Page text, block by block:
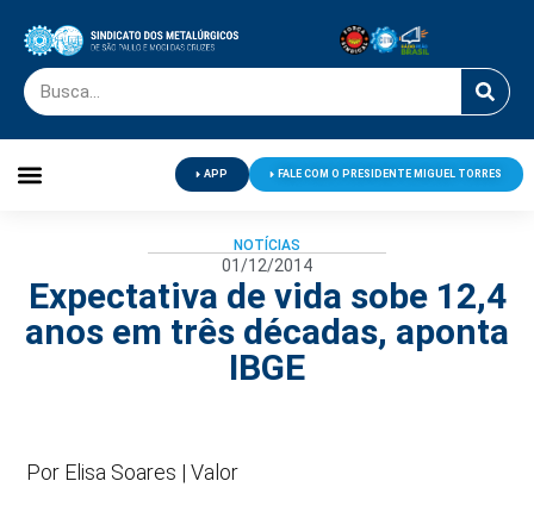
APP FALE COM O PRESIDENTE MIGUEL TORRES
NOTÍCIAS
01/12/2014
Expectativa de vida sobe 12,4
anos em três décadas, aponta
IBGE
Por Elisa Soares | Valor